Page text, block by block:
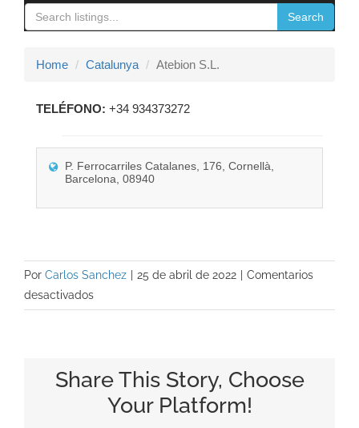
Contacto
navigation
Search
Home Catalunya Atebion S.L.
TELÉFONO: +34 934373272
P. Ferrocarriles Catalanes, 176, Cornellà,
Barcelona, 08940
Por Carlos Sanchez 25 de abril de 2022
Comentarios
desactivadosen
Atebion
Share This Story, Choose
Your Platform!